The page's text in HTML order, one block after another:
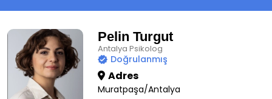
Pelin Turgut
Antalya Psikolog
Doğrulanmış
Adres
Muratpaşa/Antalya